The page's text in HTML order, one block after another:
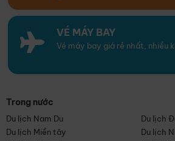
VÉ MÁY BAY
Vé máy bay giá rẻ nhất, nhiều
Trong nước
Du lịch Nam Du
Du lịch
Du lịch Miền tây
Du lịch